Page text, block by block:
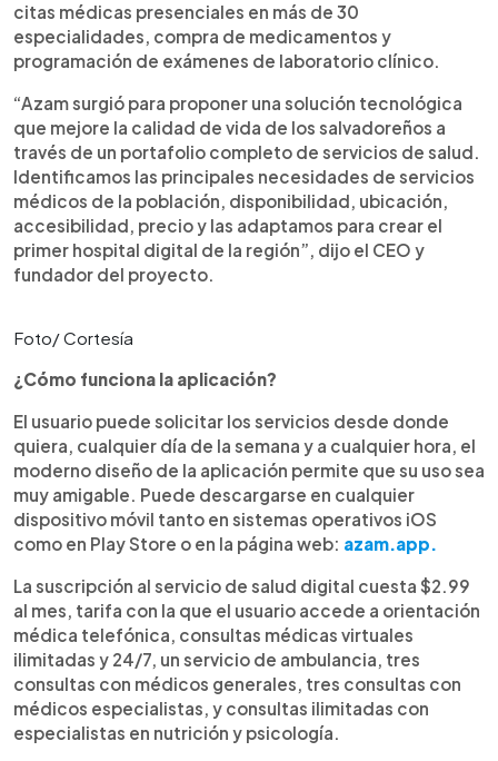
citas médicas presenciales en más de 30
especialidades, compra de medicamentos y
programación de exámenes de laboratorio clínico.
“Azam surgió para proponer una solución tecnológica
que mejore la calidad de vida de los salvadoreños a
través de un portafolio completo de servicios de salud.
Identificamos las principales necesidades de servicios
médicos de la población, disponibilidad, ubicación,
accesibilidad, precio y las adaptamos para crear el
primer hospital digital de la región”, dijo el CEO y
fundador del proyecto.
Foto/ Cortesía
¿Cómo funciona la aplicación?
El usuario puede solicitar los servicios desde donde
quiera, cualquier día de la semana y a cualquier hora, el
moderno diseño de la aplicación permite que su uso sea
muy amigable. Puede descargarse en cualquier
dispositivo móvil tanto en sistemas operativos iOS
como en Play Store o en la página web: azam.app.
La suscripción al servicio de salud digital cuesta $2.99
al mes, tarifa con la que el usuario accede a orientación
médica telefónica, consultas médicas virtuales
ilimitadas y 24/7, un servicio de ambulancia, tres
consultas con médicos generales, tres consultas con
médicos especialistas, y consultas ilimitadas con
especialistas en nutrición y psicología.